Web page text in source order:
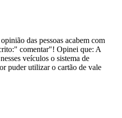
das pessoas acabem com
comentar"! Opinei que: A
veículos o sistema de
puder utilizar o cartão de vale